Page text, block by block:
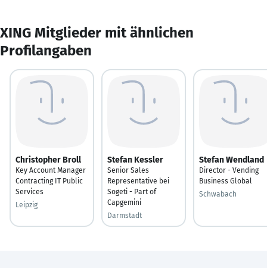
XING Mitglieder mit ähnlichen
Profilangaben
Christopher Broll
Key Account Manager
Contracting IT Public
Services
Leipzig
Stefan Kessler
Senior Sales
Representative bei
Sogeti - Part of
Capgemini
Darmstadt
Stefan Wendland
Director - Vending
Business Global
Schwabach